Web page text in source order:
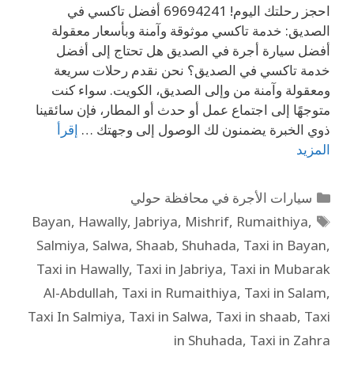
احجز رحلتك اليوم! 69694241 أفضل تاكسي في
الصديق: خدمة تاكسي موثوقة وآمنة وبأسعار معقولة
أفضل سيارة أجرة في الصديق هل تحتاج إلى أفضل
خدمة تاكسي في الصديق؟ نحن نقدم رحلات سريعة
ومعقولة وآمنة من وإلى الصديق، الكويت. سواء كنت
متوجهًا إلى اجتماع عمل أو حدث أو المطار، فإن سائقينا
ذوي الخبرة يضمنون لك الوصول إلى وجهتك … إقرأ
المزيد
سيارات الأجرة في محافظة حولي
Bayan, Hawally, Jabriya, Mishrif, Rumaithiya,
Salmiya, Salwa, Shaab, Shuhada, Taxi in Bayan,
Taxi in Hawally, Taxi in Jabriya, Taxi in Mubarak
Al-Abdullah, Taxi in Rumaithiya, Taxi in Salam,
Taxi In Salmiya, Taxi in Salwa, Taxi in shaab, Taxi
in Shuhada, Taxi in Zahra